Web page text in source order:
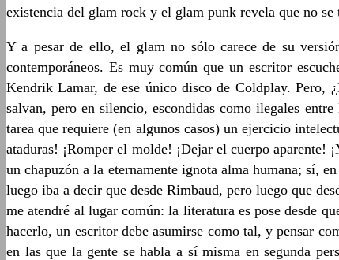
existencia del glam rock y el glam punk revela que no se
Y a pesar de ello, el glam no sólo carece de su
contemporáneos. Es muy común que un escritor
Kendrik Lamar, de ese único disco de Coldplay. Pero,
salvan, pero en silencio, escondidas como ilegales
tarea que requiere (en algunos casos) un ejercicio
ataduras! ¡Romper el molde! ¡Dejar el cuerpo aparente!
un chapuzón a la eternamente ignota alma humana; sí,
luego iba a decir que desde Rimbaud, pero luego que
me atendré al lugar común: la literatura es pose desde
hacerlo, un escritor debe asumirse como tal, y pensar
en las que la gente se habla a sí misma en segunda